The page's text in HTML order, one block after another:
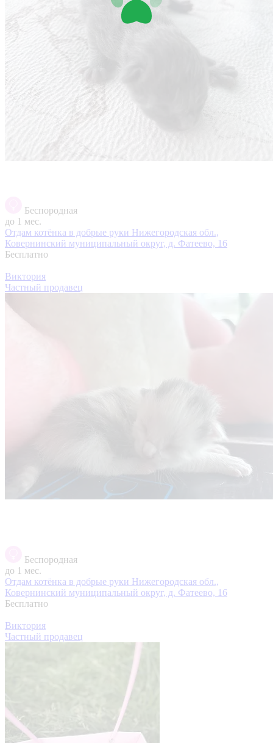
Беспородная
до 1 мес.
Отдам котёнка в добрые руки Нижегородская обл.,
Ковернинский муниципальный округ, д. Фатеево, 16
Бесплатно
Виктория
Частный продавец
Беспородная
до 1 мес.
Отдам котёнка в добрые руки Нижегородская обл.,
Ковернинский муниципальный округ, д. Фатеево, 16
Бесплатно
Виктория
Частный продавец